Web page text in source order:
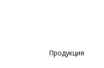
Продукция